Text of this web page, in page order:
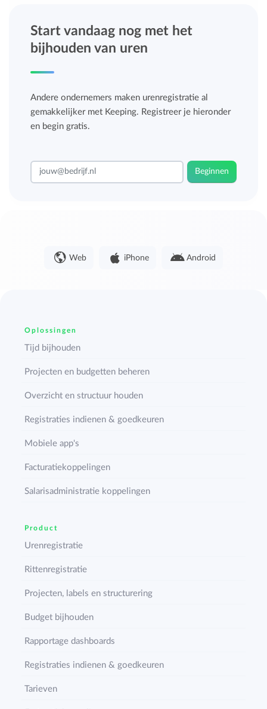
Start vandaag nog met het
bijhouden van uren
Andere ondernemers maken urenregistratie al
gemakkelijker met Keeping. Registreer je hieronder
en begin gratis.
Beginnen
Web iPhone Android
Oplossingen
Tijd bijhouden
Projecten en budgetten beheren
Overzicht en structuur houden
Registraties indienen & goedkeuren
Mobiele app's
Facturatiekoppelingen
Salarisadministratie koppelingen
Product
Urenregistratie
Rittenregistratie
Projecten, labels en structurering
Budget bijhouden
Rapportage dashboards
Registraties indienen & goedkeuren
Tarieven